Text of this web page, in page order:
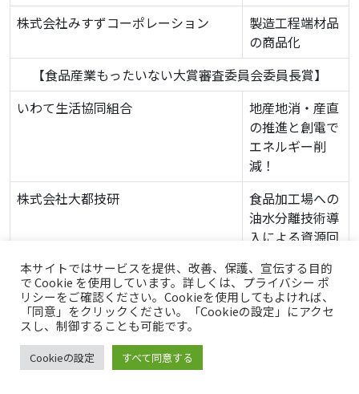
株式会社みすずコーポレーション
製造工程端材品
の商品化
【食品産業もったいない大賞審査委員会委員長賞】
いわて生活協同組合
地産地消・産直
の推進と創電で
エネルギー削
減！
株式会社大都技研
食品加工場への
油水分離技術導
入による資源回
ステムの改善
パルシステム生活協同組合連合会
パルシステム
本サイトではサービスを提供、改善、保護、宣伝する目的
で Cookie を使用しています。詳しくは、プライバシー ポ
リシーをご確認ください。Cookieを使用してもよければ、
「同意」をクリックください。「Cookieの設定」にアクセ
スし、制御することも可能です。
Cookieの設定 すべて同意する